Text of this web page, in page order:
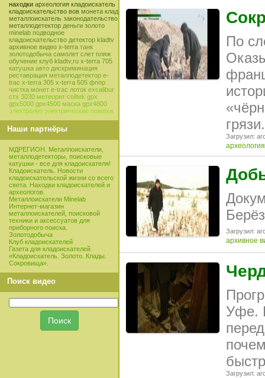
находки археология кладоискатель
кладоискательство вов монета клад
металлоискатель законодательство
металлодетектор деньги золото
minelab подводное
кладоискательство детектор kladtv
архивное видео x-terra танк
золотодобыча самолет слет пляж
обучение клуб kladtv,ru x-terra 705
катушка авто дискриминация
реставрация металлодетектор e-
trac x-terra 305 x-terra 505 фппр
чистка монет e-trac лоток excalibur
стх 3030 метеорит coiltek gpx
gpx5000 gpx4500 маска gpx4800
электролиз электрические помехи
Наши партнёры
МДРЕГИОН. Металлоискатели,
металлодетекторы, поисковые
катушки - все для кладоискателя!
Кладоискатель. Новости
кладоискательской жизни со всего
света. Находки кладоискателей и
археологов.
Металлоискатели Minelab
Интернет-магазин
металлоискателей, поисковой
техники и аксессуатов для
приборного поиска.
Золотодобыча
Клуб кладоискателей
Газета для кладоискателей
«Кладоискатель. Золото. Клады.
Сокровища».
Поиск видео
По
Загрузил:
археология
Загрузил:
архивное
Уфе.
Загрузил: